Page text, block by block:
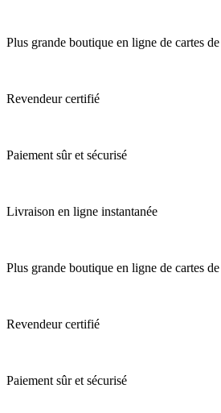
Plus grande boutique en ligne de cartes
Revendeur certifié
Paiement sûr et sécurisé
Livraison en ligne instantanée
Plus grande boutique en ligne de cartes
Revendeur certifié
Paiement sûr et sécurisé